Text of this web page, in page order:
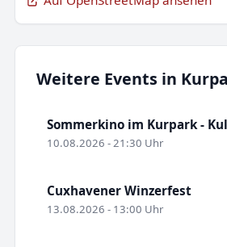
Weitere Events in
Sommerkino im Kurpark -
10.08.2026 - 21:30 Uhr
Cuxhavener Winzerfest
13.08.2026 - 13:00 Uhr